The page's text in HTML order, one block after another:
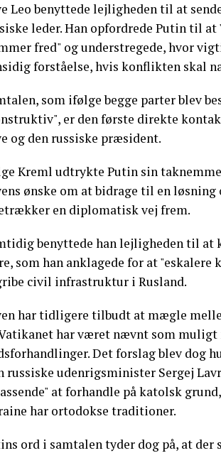
Leo benyttede lejligheden til at
leder. Han opfordrede Putin til at
fred" og understregede, hvor
forståelse, hvis konflikten skal
som ifølge begge parter blev
er den første direkte
og den russiske præsident.
Kreml udtrykte Putin sin
ønske om at bidrage til en løsning
en diplomatisk vej frem.
benyttede han lejligheden til at
som han anklagede for at
civil infrastruktur i Rusland.
har tidligere tilbudt at mægle
har været nævnt som muligt
Det forslag blev dog
russiske udenrigsminister Sergej
at forhandle på katolsk
har ortodokse traditioner.
ord i samtalen tyder dog på, at der